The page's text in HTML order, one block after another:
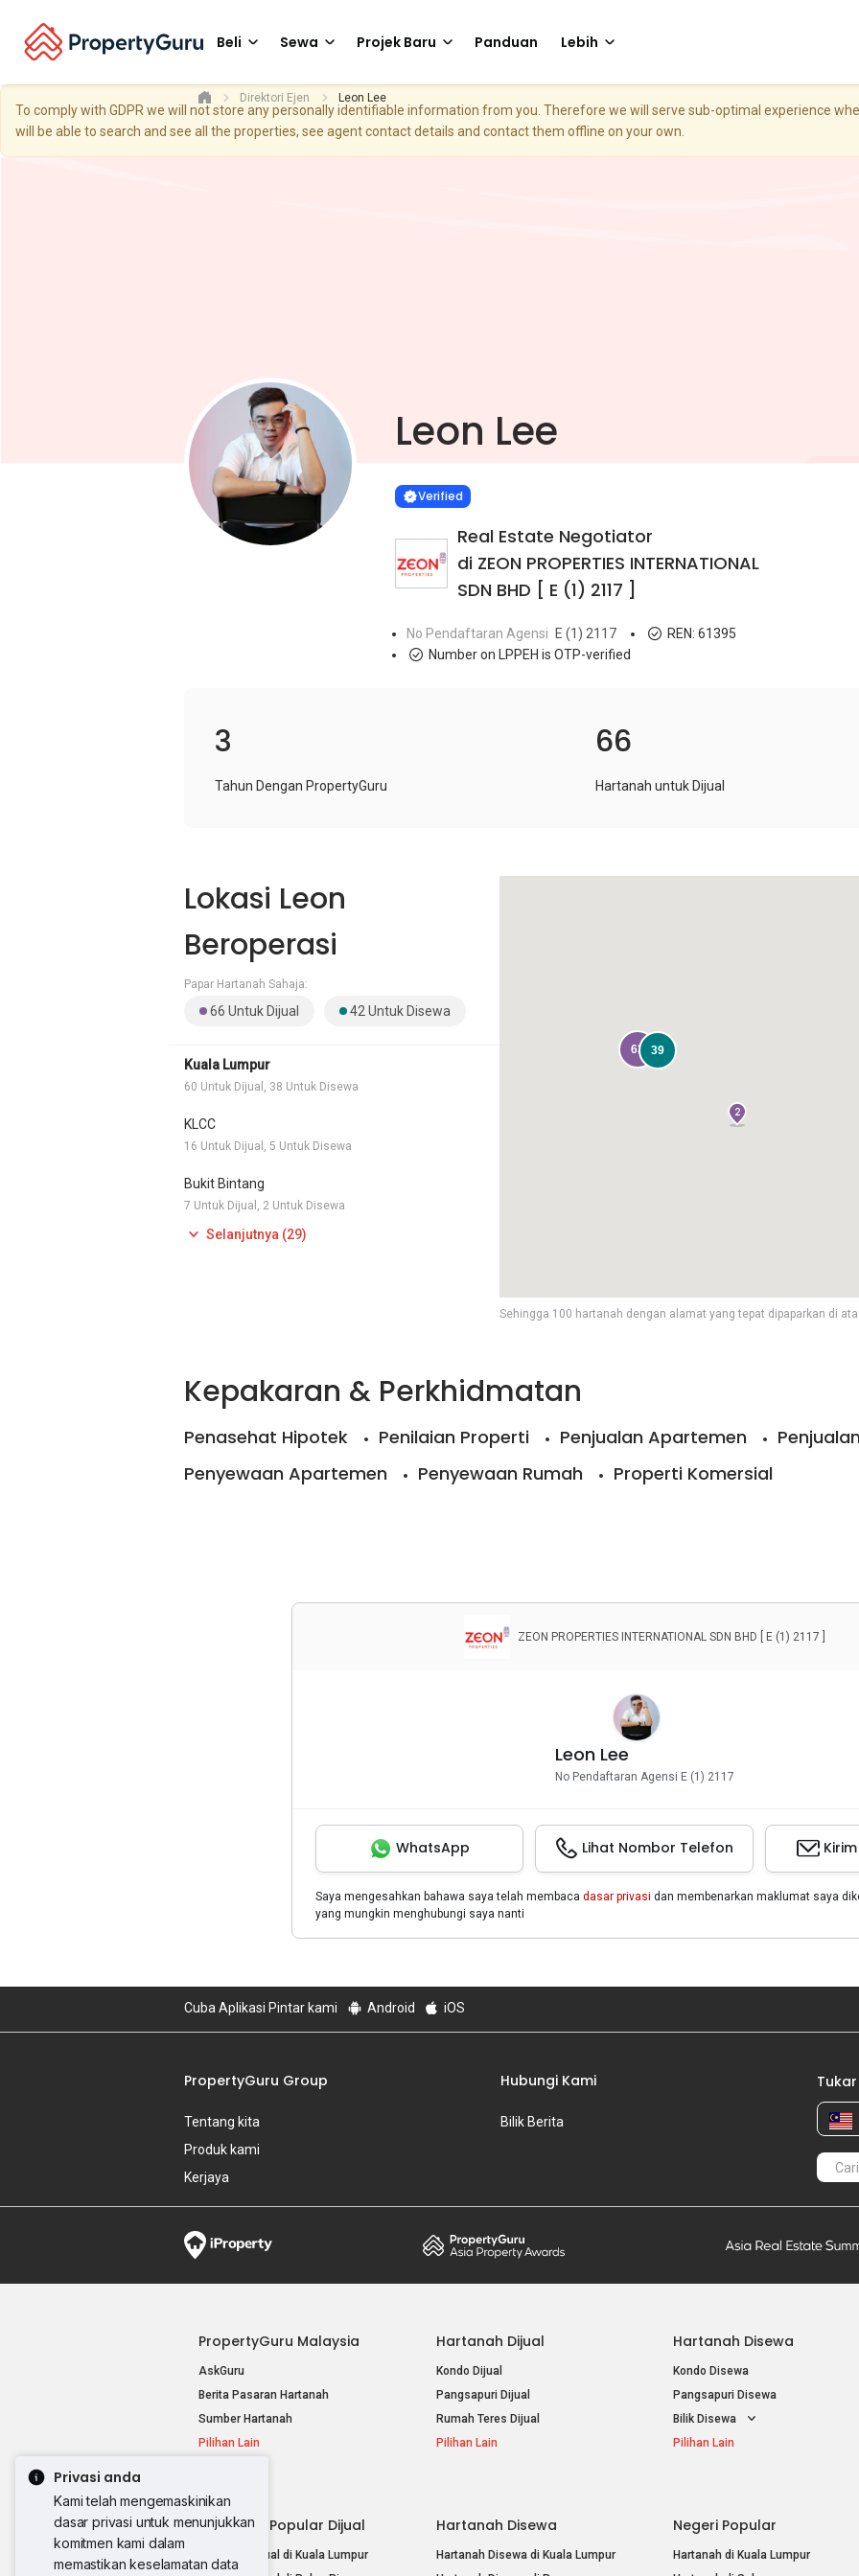
Beli Sewa Projek Baru Panduan Lebih
Privasi anda
Kami telah mengemaskinikan
dasar privasi untuk menunjukkan
komitmen kami dalam
memastikan keselamatan data
To comply with GDPR we will not store any personally identifiable information from you. Therefore we will serve sub-optimal experience
will be able to search and see all the properties, see agent contact details and contact them offline on your own.
Direktori Ejen Leon Lee
Leon Lee
VERIFIED
Verified
Real Estate Negotiator
di ZEON PROPERTIES INTERNATIONAL
SDN BHD [ E (1) 2117 ]
No Pendaftaran Agensi E (1) 2117 REN: 61395
Number on LPPEH is OTP-verified
3
Tahun Dengan PropertyGuru
66
Hartanah untuk Dijual
Lokasi Leon
Beroperasi
Papar Hartanah Sahaja:
66 Untuk Dijual 42 Untuk Disewa
Kuala Lumpur
60 Untuk Dijual, 38 Untuk Disewa
KLCC
16 Untuk Dijual, 5 Untuk Disewa
Bukit Bintang
7 Untuk Dijual, 2 Untuk Disewa
Selanjutnya (29)
Sehingga 100 hartanah dengan alamat yang tepat dipaparkan di
2
63 39
Kepakaran & Perkhidmatan
Penasehat Hipotek Penilaian Properti Penjualan Apartemen
Penyewaan Apartemen
Penyewaan Rumah Properti Komersial
ZEON PROPERTIES INTERNATIONAL SDN BHD [ E (1) 2117 ]
Leon Lee
No Pendaftaran Agensi E (1) 2117
WhatsApp Lihat Nombor Telefon
Saya mengesahkan bahawa saya telah membaca dasar privasi dan membenarkan maklumat saya
yang mungkin menghubungi saya nanti
Cuba Aplikasi Pintar kami Android iOS
PropertyGuru Group
Tentang kita
Produk kami
Kerjaya
Hubungi Kami
Bilik Berita
PropertyGuru Malaysia
AskGuru
Berita Pasaran Hartanah
Sumber Hartanah
Pilihan Lain
Hartanah Dijual
Kondo Dijual
Pangsapuri Dijual
Rumah Teres Dijual
Pilihan Lain
Hartanah Disewa
Kondo Disewa
Pangsapuri Disewa
Bilik Disewa
Pilihan Lain
Hartanah Popular Dijual
Hartanah Dijual di Kuala Lumpur
Hartanah Disewa
Hartanah Disewa di Kuala Lumpur
Negeri Popular
Hartanah di Kuala Lumpur
Learn more